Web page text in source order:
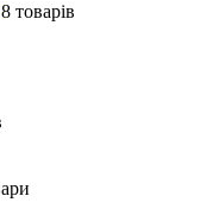
8 товарів